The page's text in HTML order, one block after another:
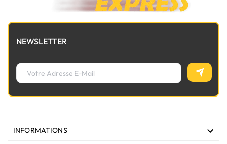
NEWSLETTER
INFORMATIONS 